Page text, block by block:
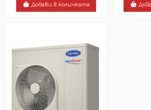
Добави в количката